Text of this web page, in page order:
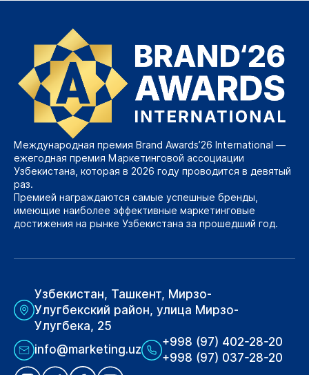
Международная премия Brand Awards’26 International —
ежегодная премия Маркетинговой ассоциации
Узбекистана, которая в 2026 году проводится в девятый
раз.
Премией награждаются самые успешные бренды,
имеющие наиболее эффективные маркетинговые
достижения на рынке Узбекистана за прошедший год.
Узбекистан, Ташкент, Мирзо-
Улугбекский район, улица Мирзо-
Улугбека, 25
info@marketing.uz
+998 (97) 402-28-20
+998 (97) 037-28-20